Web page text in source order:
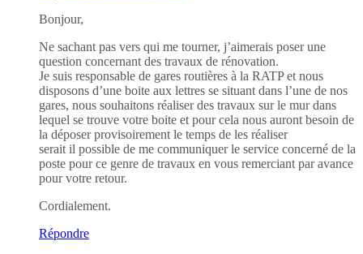
Bonjour,
Ne sachant pas vers qui me tourner, j’aimerais poser une
question concernant des travaux de rénovation.
Je suis responsable de gares routières à la RATP et nous
disposons d’une boite aux lettres se situant dans l’une de nos
gares, nous souhaitons réaliser des travaux sur le mur dans
lequel se trouve votre boite et pour cela nous auront besoin de
la déposer provisoirement le temps de les réaliser
serait il possible de me communiquer le service concerné de la
poste pour ce genre de travaux en vous remerciant par avance
pour votre retour.
Cordialement.
Répondre